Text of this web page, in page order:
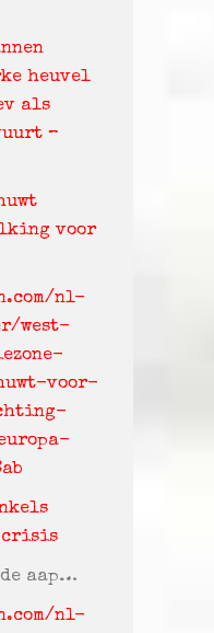
heuvel
als
–
voor
nl-
west-
voor-
crisis
de aap…
nl-